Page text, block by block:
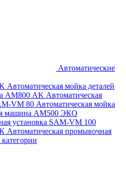
Автоматические
Автоматическая мойка деталей
АМ800 AK Автоматическая
VM 80 Автоматическая мойка
машина АМ500 ЭКО
установка SAM-VM 100
Автоматическая промывочная